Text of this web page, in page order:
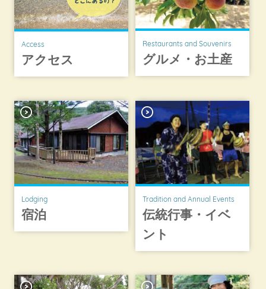
Access
アクセス
Restaurants and Souvenirs
グルメ・お土産
Lodging
宿泊
Tradition and Annual Events
伝統行事・イベ
ント